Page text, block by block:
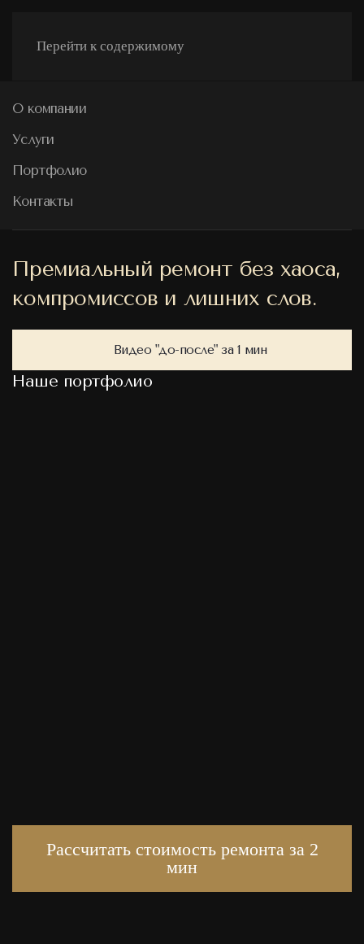
Перейти к содержимому
О компании
Услуги
Портфолио
Контакты
Премиальный ремонт без хаоса,
компромиссов и лишних слов.
Видео "до-после" за 1 мин
Наше портфолио
Проект
"Контур"
Посмотреть
Рассчитать стоимость ремонта за 2
мин